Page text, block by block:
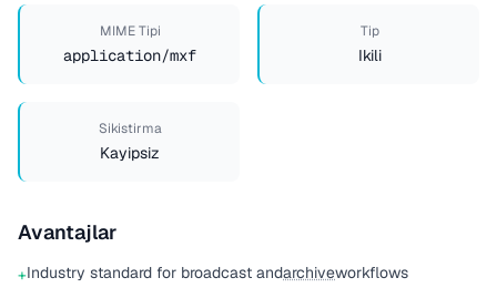
MIME Tipi
application/mxf
Tip
Ikili
Sikistirma
Kayipsiz
Avantajlar
+Industry standard for broadcast andarchiveworkflows